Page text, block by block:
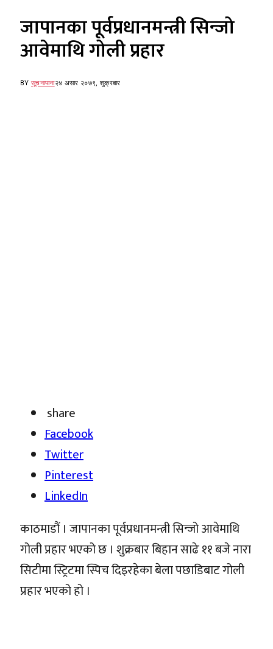
जापानका पूर्वप्रधानमन्त्री सिन्जो
आवेमाथि गोली प्रहार
BY सूचनापाना२४ असार २०७९, शुक्रबार
share
Facebook
Twitter
Pinterest
LinkedIn
काठमाडौं । जापानका पूर्वप्रधानमन्त्री सिन्जो आवेमाथि
गोली प्रहार भएको छ । शुक्रबार बिहान साढे ११ बजे नारा
सिटीमा स्ट्रिटमा स्पिच दिइरहेका बेला पछाडिबाट गोली
प्रहार भएको हो ।